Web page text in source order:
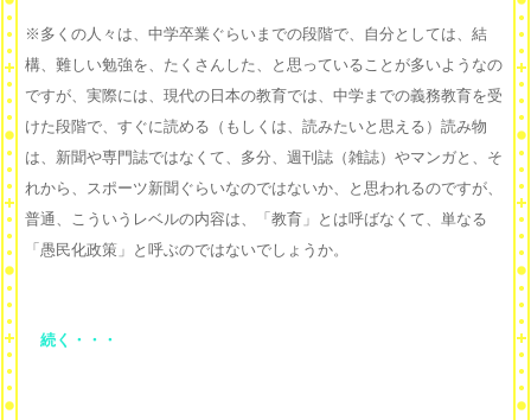
※多くの人々は、中学卒業ぐらいまでの段階で、自分としては、結
構、難しい勉強を、たくさんした、と思っていることが多いようなの
ですが、実際には、現代の日本の教育では、中学までの義務教育を受
けた段階で、すぐに読める（もしくは、読みたいと思える）読み物
は、新聞や専門誌ではなくて、多分、週刊誌（雑誌）やマンガと、そ
れから、スポーツ新聞ぐらいなのではないか、と思われるのですが、
普通、こういうレベルの内容は、「教育」とは呼ばなくて、単なる
「愚民化政策」と呼ぶのではないでしょうか。
続く・・・